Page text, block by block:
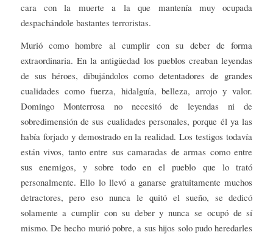
cara con la muerte a la que mantenía muy ocupada
despachándole bastantes terroristas.
Murió como hombre al cumplir con su deber de forma
extraordinaria. En la antigüedad los pueblos creaban leyendas
de sus héroes, dibujándolos como detentadores de grandes
cualidades como fuerza, hidalguía, belleza, arrojo y valor.
Domingo Monterrosa no necesitó de leyendas ni de
sobredimensión de sus cualidades personales, porque él ya las
había forjado y demostrado en la realidad. Los testigos todavía
están vivos, tanto entre sus camaradas de armas como entre
sus enemigos, y sobre todo en el pueblo que lo trató
personalmente. Ello lo llevó a ganarse gratuitamente muchos
detractores, pero eso nunca le quitó el sueño, se dedicó
solamente a cumplir con su deber y nunca se ocupó de sí
mismo. De hecho murió pobre, a sus hijos solo pudo heredarles